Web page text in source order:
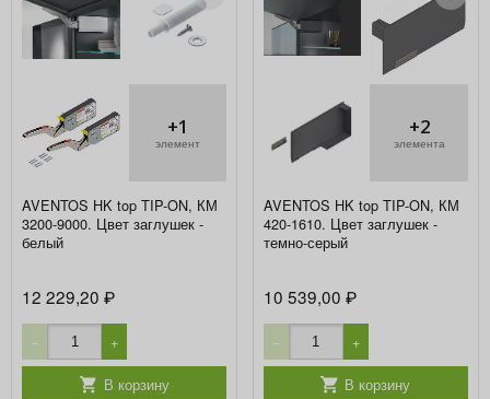
+1
элемент
AVENTOS HK top TIP-ON, КМ
3200-9000. Цвет заглушек -
белый
12 229,20₽
− +
В корзину
+2
элемента
AVENTOS HK top TIP-ON, КМ
420-1610. Цвет заглушек -
темно-серый
10 539,00 ₽
− +
В корзину